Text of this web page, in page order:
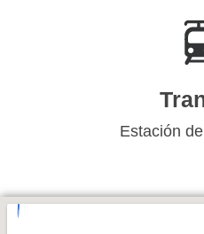
Estación